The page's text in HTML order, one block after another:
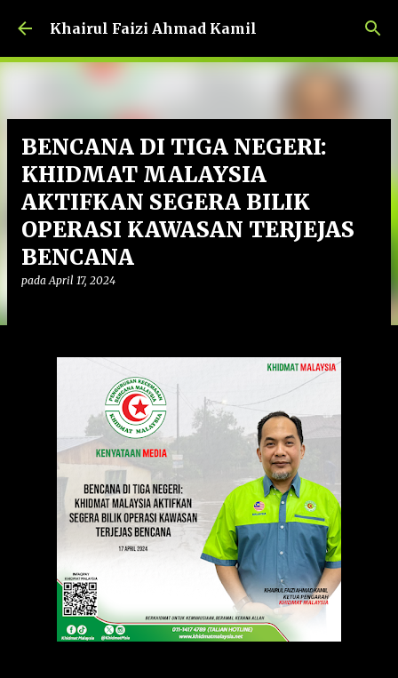
Langkau ke kandungan utama
Khairul Faizi Ahmad Kamil
BENCANA DI TIGA NEGERI:
KHIDMAT MALAYSIA
AKTIFKAN SEGERA BILIK
OPERASI KAWASAN TERJEJAS
BENCANA
padaApril 17, 2024